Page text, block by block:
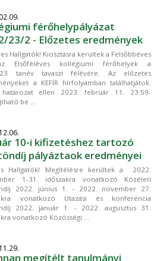
férőhelypályázat
23/2 - Előzetes eredmények
Hallgatók! Kiosztásra kerültek a Felsőbbéves
Elsőféléves kollégiumi férőhelyek a
23 tanév tavaszi félévére. Az előzetes
a KEFIR hírfolyamban találhatjátok.
határozat ellen 2023. február 11. 23:59-
be ...
10-i kifizetéshez tartozó
pályáztaok eredményei
Hallgatók! Megítélésre kerültek a 2022.
1-31. időszakra vonatkozó Közéleti
2022. június 1. - 2022. november 27.
vonatkozó Utazási és konferencia
2022. január 1. - 2022. augusztus 31.
vonatkozó Közösségi ...
megítélt tanulmányi